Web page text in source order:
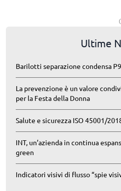
Ultime
Barilotti separazione condensa
La prevenzione è un valore
per la Festa della Donna
Salute e sicurezza ISO 45001/
INT, un’azienda in continua
green
Indicatori visivi di flusso “spie